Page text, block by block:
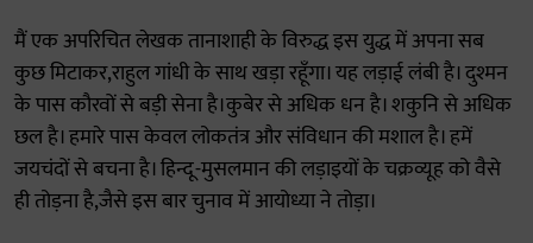
मैं एक अपरिचित लेखक तानाशाही के विरुद्ध इस युद्ध में अपना सब
कुछ मिटाकर,राहुल गांधी के साथ खड़ा रहूँगा। यह लड़ाई लंबी है। दुश्मन
के पास कौरवों से बड़ी सेना है।कुबेर से अधिक धन है। शकुनि से अधिक
छल है। हमारे पास केवल लोकतंत्र और संविधान की मशाल है। हमें
जयचंदों से बचना है। हिन्दू-मुसलमान की लड़ाइयों के चक्रव्यूह को वैसे
ही तोड़ना है,जैसे इस बार चुनाव में आयोध्या ने तोड़ा।